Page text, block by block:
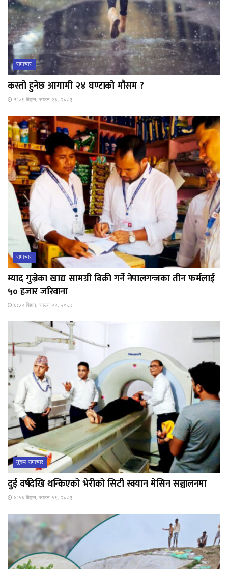
समाचार
कस्तो हुनेछ आगामी २४ घण्टाको मौसम ?
१:०९ बिहान, साउन २३, २०८३
समाचार
म्याद गुज्रेका खाद्य सामग्री बिक्री गर्ने नेपालगन्जका तीन फर्मलाई
५० हजार जरिवाना
६:३२ बिहान, साउन २२, २०८३
मुख्य समाचार
दुई वर्षदेखि थन्किएको भेरीको सिटी स्क्यान मेसिन सञ्चालनमा
४:१३ बिहान, साउन १९, २०८३